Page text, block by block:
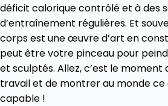
déficit calorique contrôlé et à des
d’entraînement régulières. Et
corps est une œuvre d’art en
peut être votre pinceau pour
et sculptés. Allez, c’est le
travail et de montrer au monde ce
capable !